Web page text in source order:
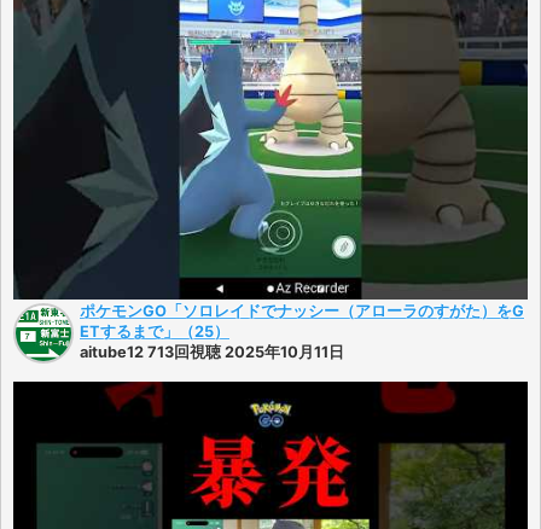
ポケモンGO「ソロレイドでナッシー（アローラのすがた）をG
ETするまで」（25）
aitube12 713回視聴 2025年10月11日